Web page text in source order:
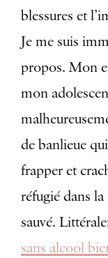
blessures et
Je me suis
propos. Mon
mon
de banlieue
frapper et
réfugié dans la
sauvé.
sans alcool